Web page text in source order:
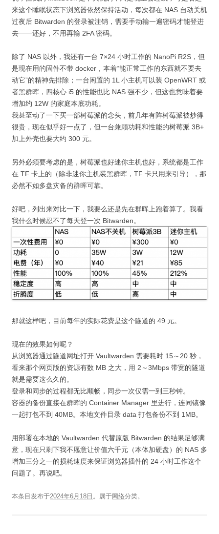
来这个睡眠状态下浏览器依然保持活动，每次都在 NAS 自动关机
过夜后 Bitwarden 的登录被注销，需要手动输一遍密码才能登进
去——还好，不用再输 2FA 密码。
除了 NAS 以外，我还有一台 7×24 小时工作的 NanoPi R2S，但
是现在用的固件不带 docker，本着“能正常工作的东西就不要去
动它”的精神先排除；一台闲置的 1L 小主机可以装 OpenWRT 或
者黑群晖，四核心 i5 的性能也比 NAS 强不少，但这也意味着要
增加约 12W 的家庭本底功耗。
我甚至动了一下买一部树莓派的念头，前几年有阵树莓派被炒得
很贵，现在似乎好一点了，但一台兼顾功耗和性能的树莓派 3B+
加上外壳也要大约 300 元。
另外必须要考虑的是，树莓派也好迷你主机也好，系统都是工作
在 TF 卡上的（除非迷你主机装黑群晖，TF 卡只用来引导），那
必然不如多盘灾备的群晖可靠。
好吧，列出来对比一下，我要么还是先在群晖上跑着算了。我看
我什么时候忍不了每天登一次 Bitwarden。
那就这样吧，目前每年的实际花费是这个隧道的 49 元。
现在的效果如何呢？
从浏览器通过隧道网址打开 Vaultwarden 需要耗时 15～20 秒，
看来那个网页版的资源有数 MB 之大，用 2～3Mbps 带宽的隧道
就是需要这么久的。
登录和同步的过程都无比顺畅，同步一次仅需一到三秒钟。
容器的备份直接在群晖的 Container Manager 里进行，连同镜像
一起打包不到 40MB。本地文件目录 data 打包备份不到 1MB。
用部署在本地的 Vaultwarden 代替原版 Bitwarden 的结果足够满
意，现在只剩下我不愿意让价值六千元（本体加硬盘）的 NAS 多
增加三分之一的损耗速度来保证浏览器插件的 24 小时工作这个
问题了。再说吧。
本条目发布于2024年6月18日 。属于网络分类。